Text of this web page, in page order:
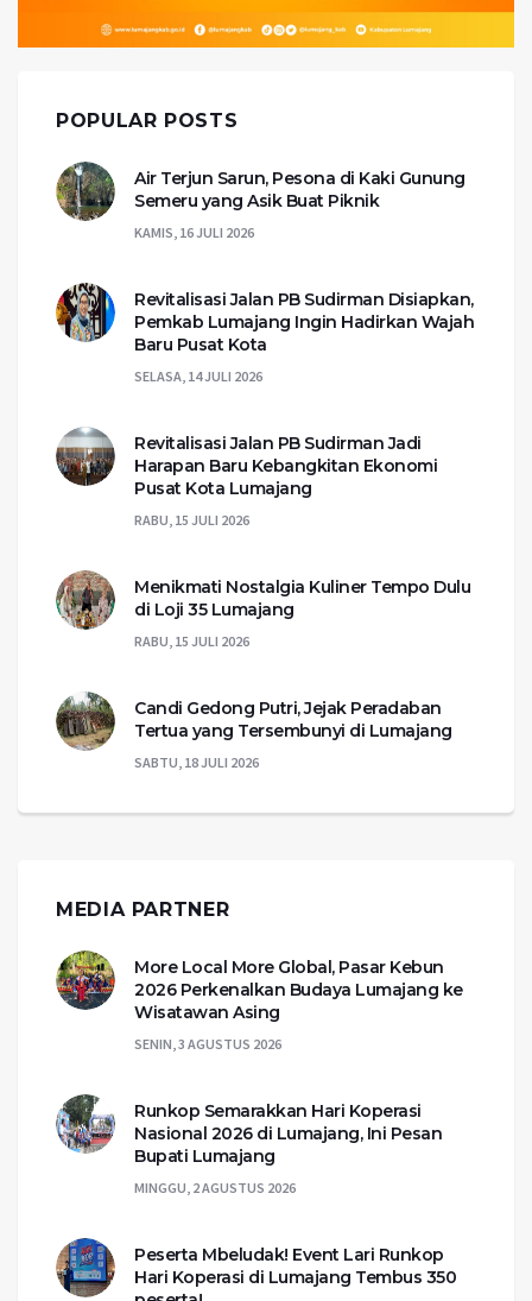
POPULAR POSTS
Air Terjun Sarun, Pesona di Kaki Gunung
Semeru yang Asik Buat Piknik
KAMIS, 16 JULI 2026
Revitalisasi Jalan PB Sudirman Disiapkan,
Pemkab Lumajang Ingin Hadirkan Wajah
Baru Pusat Kota
SELASA, 14 JULI 2026
Revitalisasi Jalan PB Sudirman Jadi
Harapan Baru Kebangkitan Ekonomi
Pusat Kota Lumajang
RABU, 15 JULI 2026
Menikmati Nostalgia Kuliner Tempo Dulu
di Loji 35 Lumajang
RABU, 15 JULI 2026
Candi Gedong Putri, Jejak Peradaban
Tertua yang Tersembunyi di Lumajang
SABTU, 18 JULI 2026
MEDIA PARTNER
More Local More Global, Pasar Kebun
2026 Perkenalkan Budaya Lumajang ke
Wisatawan Asing
SENIN, 3 AGUSTUS 2026
Runkop Semarakkan Hari Koperasi
Nasional 2026 di Lumajang, Ini Pesan
Bupati Lumajang
MINGGU, 2 AGUSTUS 2026
Peserta Mbeludak! Event Lari Runkop
Hari Koperasi di Lumajang Tembus 350